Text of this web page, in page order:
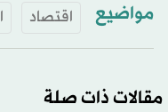
مواضيع اقتصاد
مقالات ذات صلة